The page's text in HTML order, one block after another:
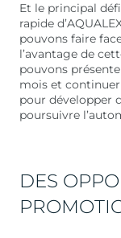
Et le principal
rapide
pouvons faire
l’avantage de
pouvons
mois et continuer
pour développer
poursuivre
DES